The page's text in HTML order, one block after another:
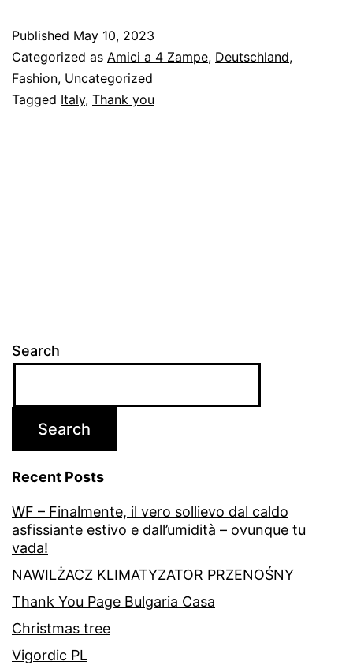
Published May 10, 2023
Categorized as Amici a 4 Zampe, Deutschland,
Fashion, Uncategorized
Tagged Italy, Thank you
Search
Search
Recent Posts
WF – Finalmente, il vero sollievo dal caldo
asfissiante estivo e dall’umidità – ovunque tu
vada!
NAWILŻACZ KLIMATYZATOR PRZENOŚNY
Thank You Page Bulgaria Casa
Christmas tree
Vigordic PL